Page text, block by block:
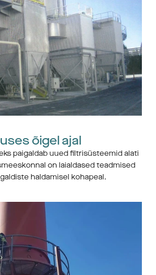
õigel ajal
paigaldab uued filtrisüsteemid alati
on laialdased teadmised
haldamisel kohapeal.